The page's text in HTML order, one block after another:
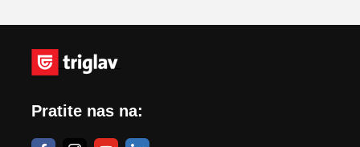
Pratite nas na: